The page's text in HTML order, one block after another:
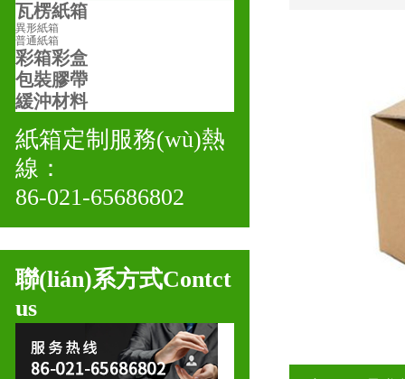
瓦楞紙箱
異形紙箱
普通紙箱
彩箱彩盒
包裝膠帶
緩沖材料
紙箱定制服務(wù)熱
線：
86-021-65686802
聯(lián)系方式Contct
us